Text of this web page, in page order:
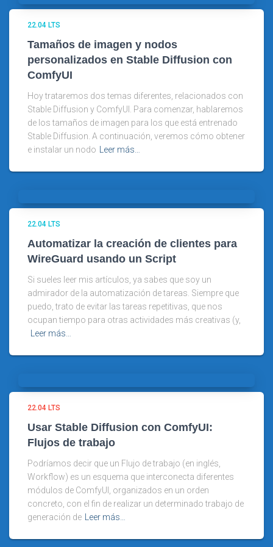
22.04 LTS
Tamaños de imagen y nodos
personalizados en Stable Diffusion con
ComfyUI
Hoy trataremos dos temas diferentes, relacionados con
Stable Diffusion y ComfyUI. Para comenzar, hablaremos
de los tamaños de imagen para los que está entrenado
Stable Diffusion. A continuación, veremos cómo obtener
e instalar un nodo Leer más…
22.04 LTS
Automatizar la creación de clientes para
WireGuard usando un Script
Si sueles leer mis artículos, ya sabes que soy un
admirador de la automatización de tareas. Siempre que
puedo, trato de evitar las tareas repetitivas, que nos
ocupan tiempo para otras actividades más creativas (y,
Leer más…
22.04 LTS
Usar Stable Diffusion con ComfyUI:
Flujos de trabajo
Podríamos decir que un Flujo de trabajo (en inglés,
Workflow) es un esquema que interconecta diferentes
módulos de ComfyUI, organizados en un orden
concreto, con el fin de realizar un determinado trabajo de
generación de Leer más…